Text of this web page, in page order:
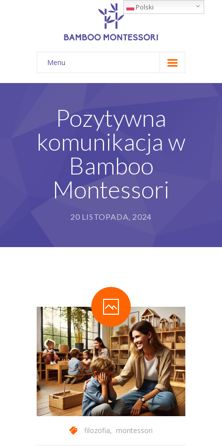
Menu
Żłobek
Dla rodziców
Blog
T: 696 809 642
Pozytywna
komunikacja w
Bamboo
Montessori
20 LISTOPADA, 2024
filozofia, montessori
Polski